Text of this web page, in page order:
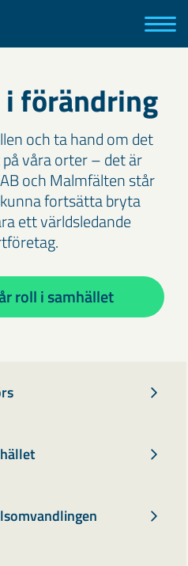
förändring
och ta hand om det
våra orter – det är
och Malmfälten står
fortsätta bryta
ett världsledande
roll i samhället